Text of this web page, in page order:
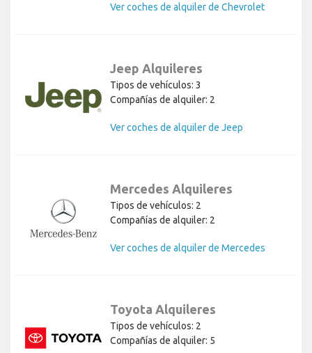
Ver coches de alquiler de Chevrolet
Jeep Alquileres
Tipos de vehículos: 3
Compañías de alquiler: 2
Ver coches de alquiler de Jeep
Mercedes Alquileres
Tipos de vehículos: 2
Compañías de alquiler: 2
Ver coches de alquiler de Mercedes
Toyota Alquileres
Tipos de vehículos: 2
Compañías de alquiler: 5